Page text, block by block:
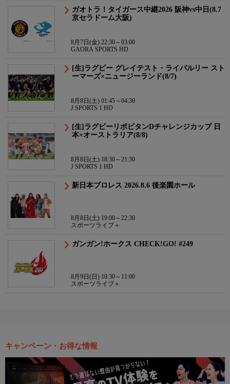
ガオトラ！タイガース中継2026 阪神vs中日(8.7
京セラドーム大阪)
8月7日(金) 22:30～03:00
GAORA SPORTS HD
[生]ラグビー グレイテスト・ライバルリー スト
ーマーズ×ニュージーランド(8/7)
8月8日(土) 01:45～04:30
J SPORTS 1 HD
[生]ラグビーリポビタンDチャレンジカップ 日
本×オーストラリア(8/8)
8月8日(土) 18:30～21:30
J SPORTS 1 HD
新日本プロレス 2026.8.6 後楽園ホール
8月8日(土) 19:00～22:30
スポーツライブ＋
ガンガン!ホークス CHECK!GO! #249
8月9日(日) 10:30～11:00
スポーツライブ＋
キャンペーン・お得な情報